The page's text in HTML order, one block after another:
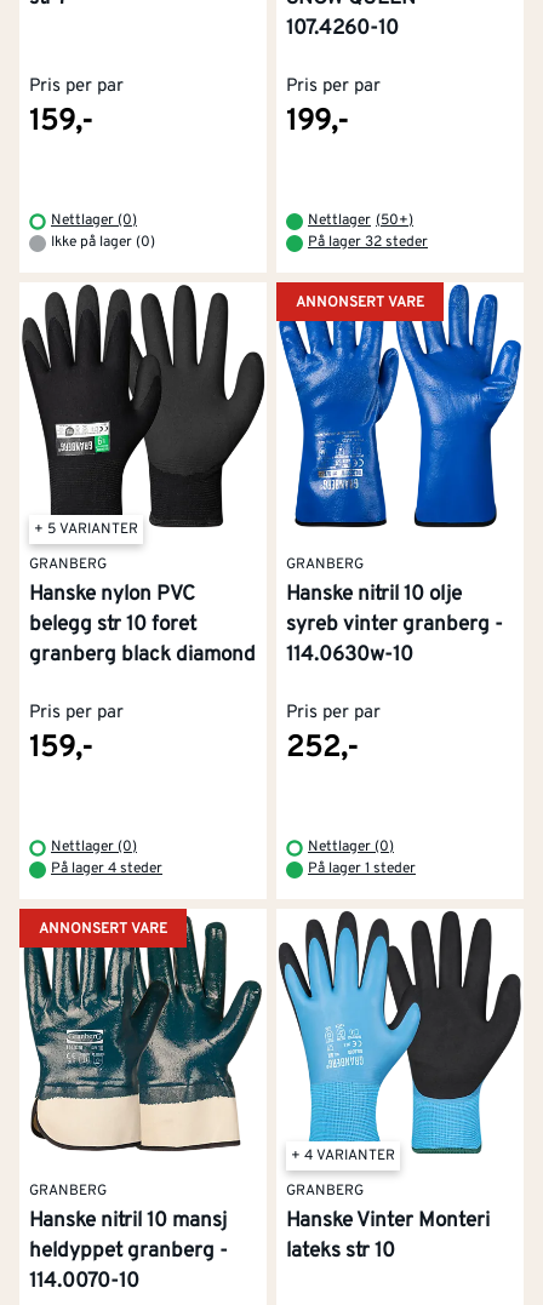
Pris per par
159,-
Nettlager (0)
Ikke på lager (0)
107.4260-10
Pris per par
199,-
Nettlager (50+)
På lager 32 steder
+ 5 VARIANTER
GRANBERG
Hanske nylon PVC
belegg str 10 foret
granberg black diamond
Pris per par
159,-
Nettlager (0)
På lager 4 steder
ANNONSERT VARE
GRANBERG
Hanske nitril 10 olje
syreb vinter granberg -
114.0630w-10
Pris per par
252,-
Nettlager (0)
På lager 1 steder
ANNONSERT VARE
GRANBERG
Hanske nitril 10 mansj
heldyppet granberg -
114.0070-10
+ 4 VARIANTER
GRANBERG
Hanske Vinter Monteri
lateks str 10